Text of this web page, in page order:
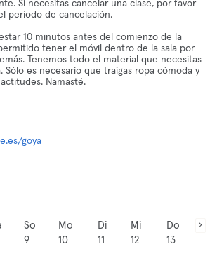
Si necesitas cancelar una clase, por favor
período de cancelación.
10 minutos antes del comienzo de la
tener el móvil dentro de la sala por
Tenemos todo el material que necesitas
Sólo es necesario que traigas ropa cómoda y
Namasté.
goya
So
9
Mo
10
Di
11
Mi
12
Do
13